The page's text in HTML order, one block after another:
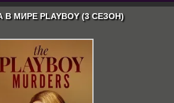
В МИРЕ PLAYBOY (3 СЕЗОН)